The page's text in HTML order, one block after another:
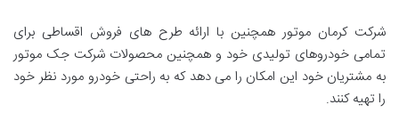
شرکت کرمان موتور همچنین با ارائه طرح های فروش اقساطی برای
تمامی خودروهای تولیدی خود و همچنین محصولات شرکت جک موتور
به مشتریان خود این امکان را می دهد که به راحتی خودرو مورد نظر خود
را تهیه کنند.